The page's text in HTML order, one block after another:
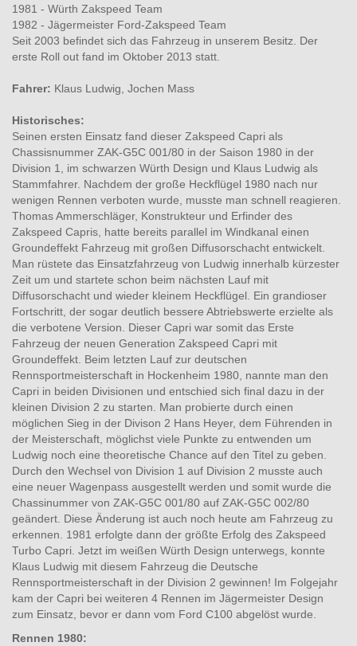
1981 - Würth Zakspeed Team
1982 - Jägermeister Ford-Zakspeed Team
Seit 2003 befindet sich das Fahrzeug in unserem Besitz. Der
erste Roll out fand im Oktober 2013 statt.
Fahrer: Klaus Ludwig, Jochen Mass
Historisches:
Seinen ersten Einsatz fand dieser Zakspeed Capri als
Chassisnummer ZAK-G5C 001/80 in der Saison 1980 in der
Division 1, im schwarzen Würth Design und Klaus Ludwig als
Stammfahrer. Nachdem der große Heckflügel 1980 nach nur
wenigen Rennen verboten wurde, musste man schnell reagieren.
Thomas Ammerschläger, Konstrukteur und Erfinder des
Zakspeed Capris, hatte bereits parallel im Windkanal einen
Groundeffekt Fahrzeug mit großen Diffusorschacht entwickelt.
Man rüstete das Einsatzfahrzeug von Ludwig innerhalb kürzester
Zeit um und startete schon beim nächsten Lauf mit
Diffusorschacht und wieder kleinem Heckflügel. Ein grandioser
Fortschritt, der sogar deutlich bessere Abtriebswerte erzielte als
die verbotene Version. Dieser Capri war somit das Erste
Fahrzeug der neuen Generation Zakspeed Capri mit
Groundeffekt. Beim letzten Lauf zur deutschen
Rennsportmeisterschaft in Hockenheim 1980, nannte man den
Capri in beiden Divisionen und entschied sich final dazu in der
kleinen Division 2 zu starten. Man probierte durch einen
möglichen Sieg in der Divison 2 Hans Heyer, dem Führenden in
der Meisterschaft, möglichst viele Punkte zu entwenden um
Ludwig noch eine theoretische Chance auf den Titel zu geben.
Durch den Wechsel von Division 1 auf Division 2 musste auch
eine neuer Wagenpass ausgestellt werden und somit wurde die
Chassinummer von ZAK-G5C 001/80 auf ZAK-G5C 002/80
geändert. Diese Änderung ist auch noch heute am Fahrzeug zu
erkennen. 1981 erfolgte dann der größte Erfolg des Zakspeed
Turbo Capri. Jetzt im weißen Würth Design unterwegs, konnte
Klaus Ludwig mit diesem Fahrzeug die Deutsche
Rennsportmeisterschaft in der Division 2 gewinnen! Im Folgejahr
kam der Capri bei weiteren 4 Rennen im Jägermeister Design
zum Einsatz, bevor er dann vom Ford C100 abgelöst wurde.
Rennen 1980: